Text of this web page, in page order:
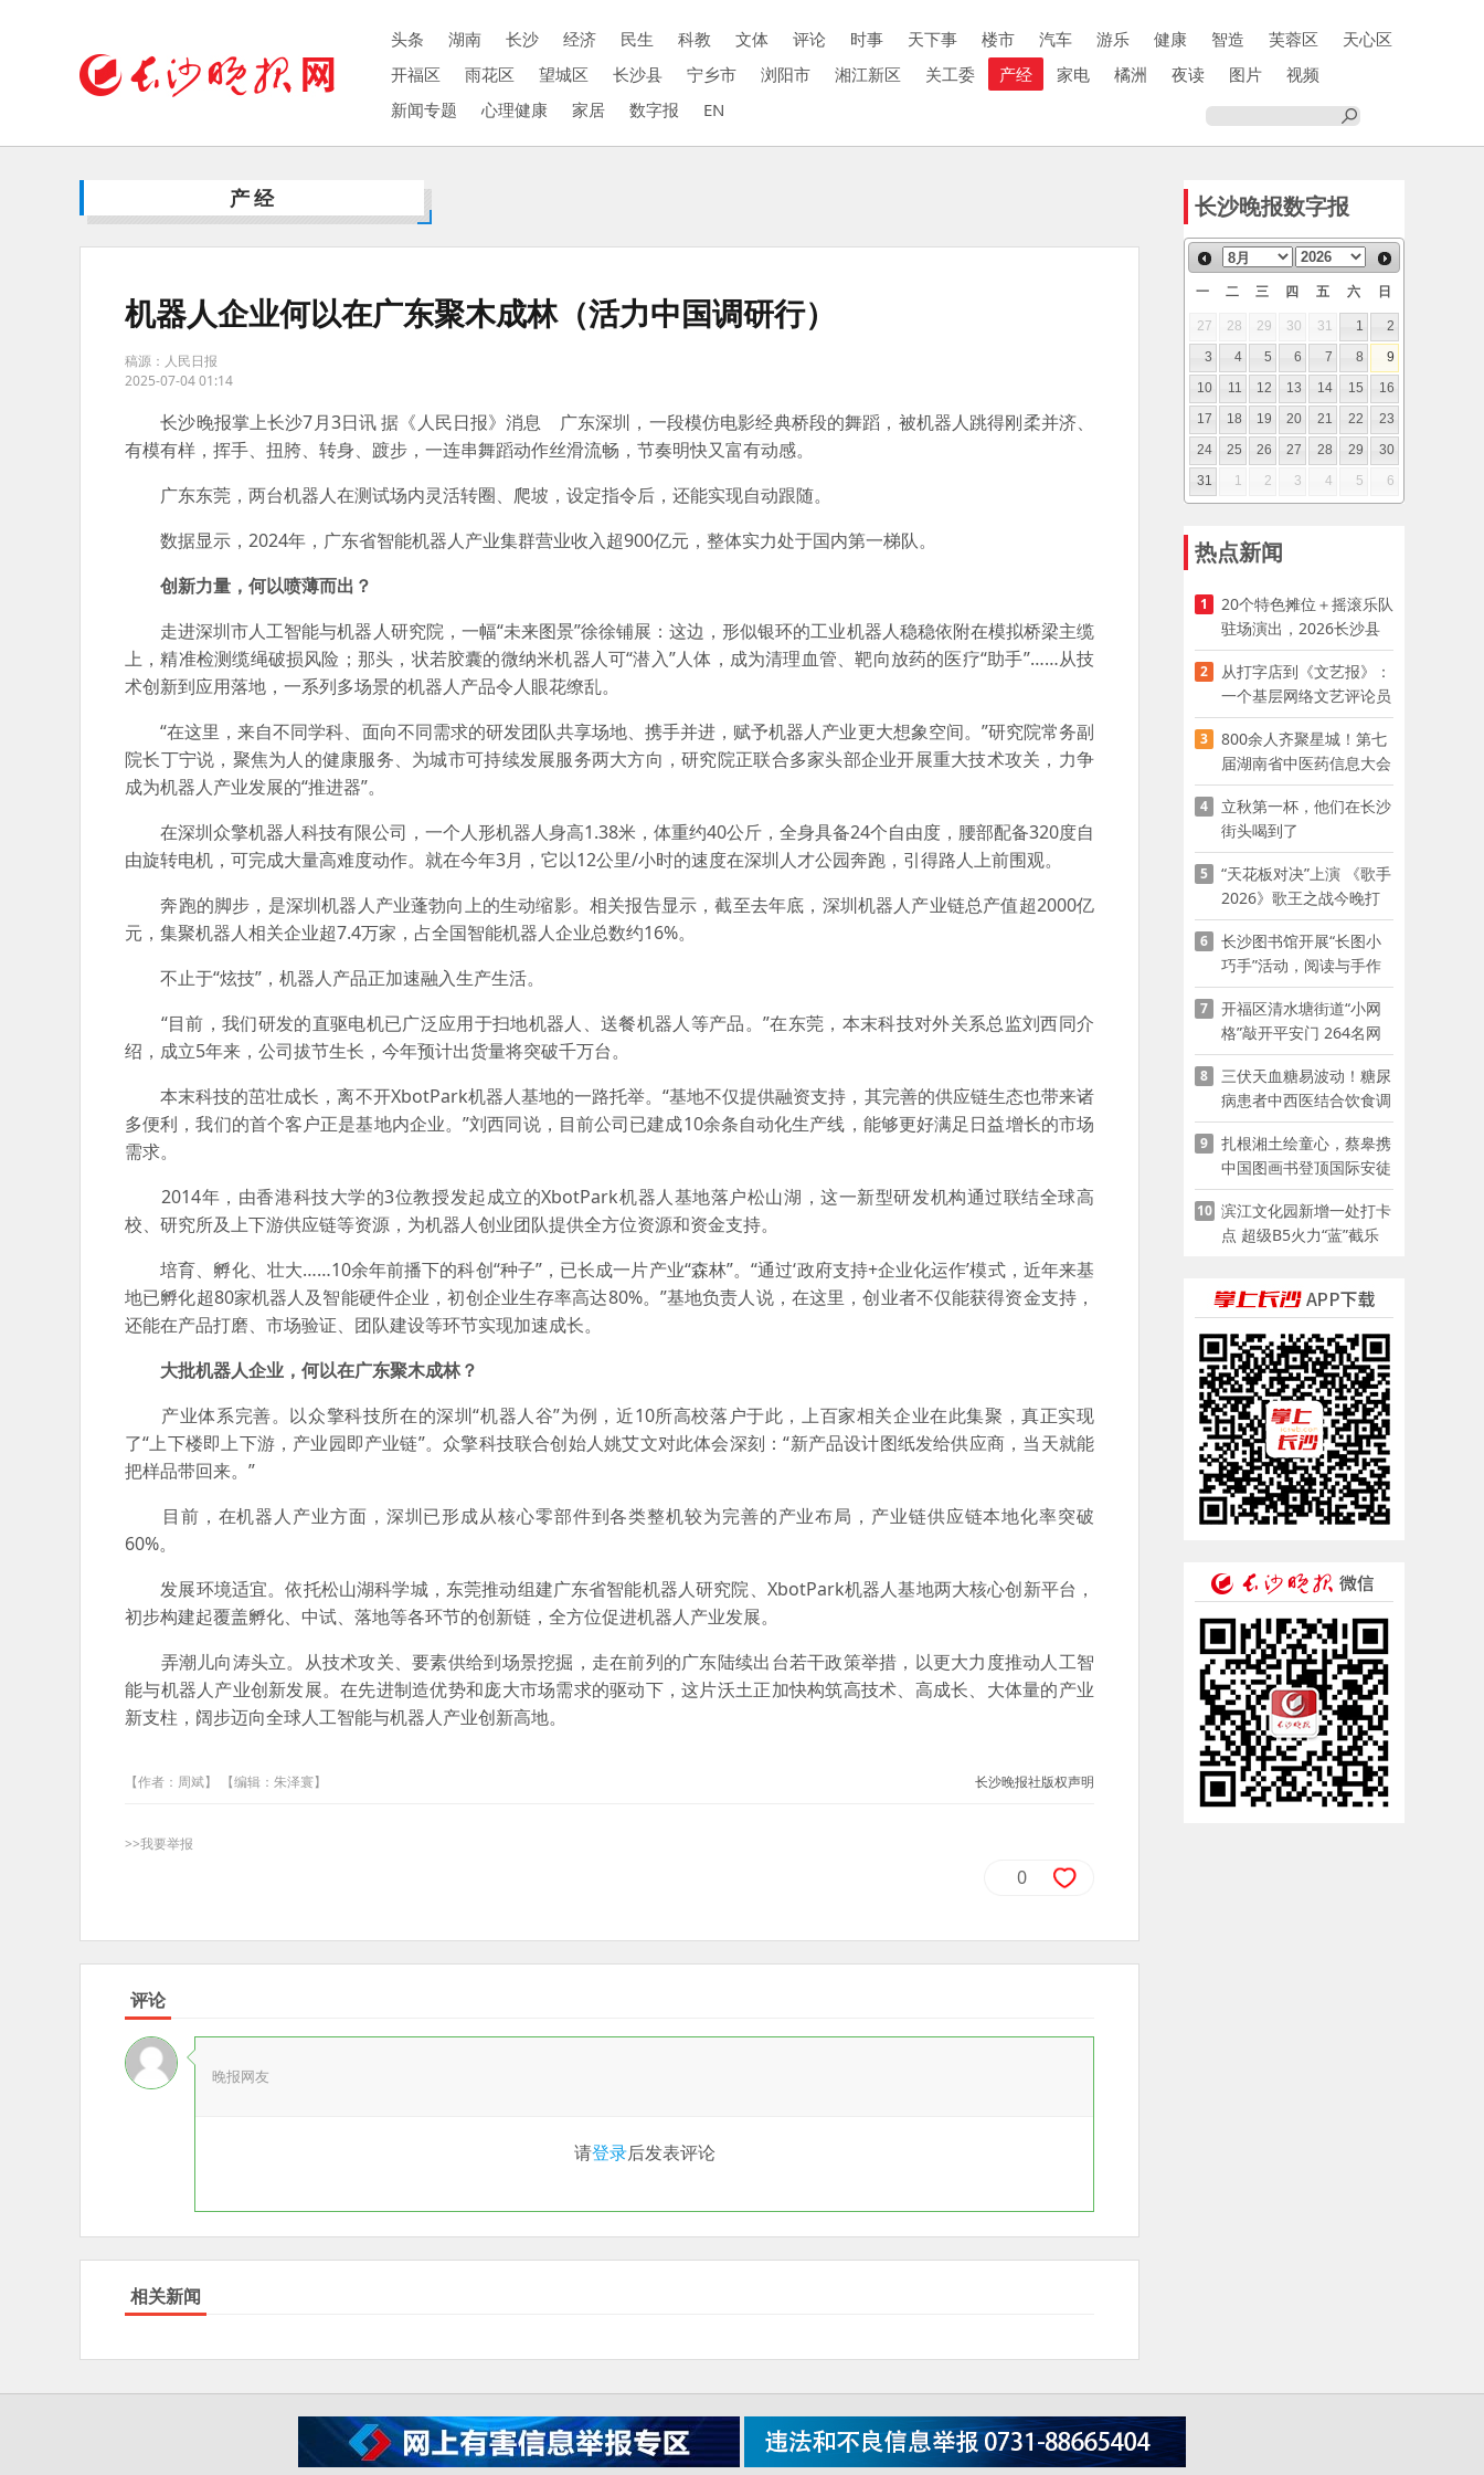
头条 湖南 长沙 经济 民生 科教 文体 评论 时事 天下事 楼市 汽车 游乐 健康 智造 芙蓉区
天心区
开福区
雨花区 望城区 长沙县 宁乡市 浏阳市 湘江新区 关工委 产经 家电 橘洲 夜读 图片
视频
新闻专题
心理健康 家居 数字报 EN
产经
机器人企业何以在广东聚木成林（活力中国调研行）
稿源：人民日报
2025-07-04 01:14
长沙晚报掌上长沙7月3日讯 据《人民日报》消息 广东深圳，一段模仿电影经典桥段的舞蹈，被机器人跳得刚柔并济、
有模有样，挥手、扭胯、转身、踱步，一连串舞蹈动作丝滑流畅，节奏明快又富有动感。
广东东莞，两台机器人在测试场内灵活转圈、爬坡，设定指令后，还能实现自动跟随。
数据显示，2024年，广东省智能机器人产业集群营业收入超900亿元，整体实力处于国内第一梯队。
创新力量，何以喷薄而出？
走进深圳市人工智能与机器人研究院，一幅“未来图景”徐徐铺展：这边，形似银环的工业机器人稳稳依附在模拟桥梁主缆
上，精准检测缆绳破损风险；那头，状若胶囊的微纳米机器人可“潜入”人体，成为清理血管、靶向放药的医疗“助手”……从技
术创新到应用落地，一系列多场景的机器人产品令人眼花缭乱。
“在这里，来自不同学科、面向不同需求的研发团队共享场地、携手并进，赋予机器人产业更大想象空间。”研究院常务副
院长丁宁说，聚焦为人的健康服务、为城市可持续发展服务两大方向，研究院正联合多家头部企业开展重大技术攻关，力争
成为机器人产业发展的“推进器”。
在深圳众擎机器人科技有限公司，一个人形机器人身高1.38米，体重约40公斤，全身具备24个自由度，腰部配备320度自
由旋转电机，可完成大量高难度动作。就在今年3月，它以12公里/小时的速度在深圳人才公园奔跑，引得路人上前围观。
奔跑的脚步，是深圳机器人产业蓬勃向上的生动缩影。相关报告显示，截至去年底，深圳机器人产业链总产值超2000亿
元，集聚机器人相关企业超7.4万家，占全国智能机器人企业总数约16%。
不止于“炫技”，机器人产品正加速融入生产生活。
“目前，我们研发的直驱电机已广泛应用于扫地机器人、送餐机器人等产品。”在东莞，本末科技对外关系总监刘西同介
绍，成立5年来，公司拔节生长，今年预计出货量将突破千万台。
本末科技的茁壮成长，离不开XbotPark机器人基地的一路托举。“基地不仅提供融资支持，其完善的供应链生态也带来诸
多便利，我们的首个客户正是基地内企业。”刘西同说，目前公司已建成10余条自动化生产线，能够更好满足日益增长的市场
需求。
2014年，由香港科技大学的3位教授发起成立的XbotPark机器人基地落户松山湖，这一新型研发机构通过联结全球高
校、研究所及上下游供应链等资源，为机器人创业团队提供全方位资源和资金支持。
培育、孵化、壮大……10余年前播下的科创“种子”，已长成一片产业“森林”。“通过‘政府支持+企业化运作’模式，近年来基
地已孵化超80家机器人及智能硬件企业，初创企业生存率高达80%。”基地负责人说，在这里，创业者不仅能获得资金支持，
还能在产品打磨、市场验证、团队建设等环节实现加速成长。
大批机器人企业，何以在广东聚木成林？
产业体系完善。以众擎科技所在的深圳“机器人谷”为例，近10所高校落户于此，上百家相关企业在此集聚，真正实现
了“上下楼即上下游，产业园即产业链”。众擎科技联合创始人姚艾文对此体会深刻：“新产品设计图纸发给供应商，当天就能
把样品带回来。”
目前，在机器人产业方面，深圳已形成从核心零部件到各类整机较为完善的产业布局，产业链供应链本地化率突破
60%。
发展环境适宜。依托松山湖科学城，东莞推动组建广东省智能机器人研究院、XbotPark机器人基地两大核心创新平台，
初步构建起覆盖孵化、中试、落地等各环节的创新链，全方位促进机器人产业发展。
弄潮儿向涛头立。从技术攻关、要素供给到场景挖掘，走在前列的广东陆续出台若干政策举措，以更大力度推动人工智
能与机器人产业创新发展。在先进制造优势和庞大市场需求的驱动下，这片沃土正加快构筑高技术、高成长、大体量的产业
新支柱，阔步迈向全球人工智能与机器人产业创新高地。
【作者：周斌】 【编辑：朱泽寰】 长沙晚报社版权声明
>>我要举报
0
评论
晚报网友
请登录后发表评论
相关新闻
长沙晚报数字报
一 二 三 四 五 六 日
27 28 29 30 31 1
2
3
4 5 6 7 8
9
10
11 12 13 14 15
16
17
18 19 20 21 22
23
24
25 26 27 28 29
30
31
1 2 3 4 5 6
热点新闻
1
20个特色摊位＋摇滚乐队
驻场演出，2026长沙县
夜市嘉年华启幕
2
从打字店到《文艺报》：
一个基层网络文艺评论员
的突围
3
800余人齐聚星城！第七
届湖南省中医药信息大会
开幕，AI正在“读懂”古老
中医
4
立秋第一杯，他们在长沙
街头喝到了
5
“天花板对决”上演 《歌手
2026》歌王之战今晚打
响
6
长沙图书馆开展“长图小
巧手”活动，阅读与手作
赋能少儿暑期成长
7
开福区清水塘街道“小网
格”敲开平安门 264名网
格员扫楼“错峰问安”
8
三伏天血糖易波动！糖尿
病患者中西医结合饮食调
养指南
9
扎根湘土绘童心，蔡皋携
中国图画书登顶国际安徒
生奖
10 滨江文化园新增一处打卡
点 超级B5火力“蓝”截乐